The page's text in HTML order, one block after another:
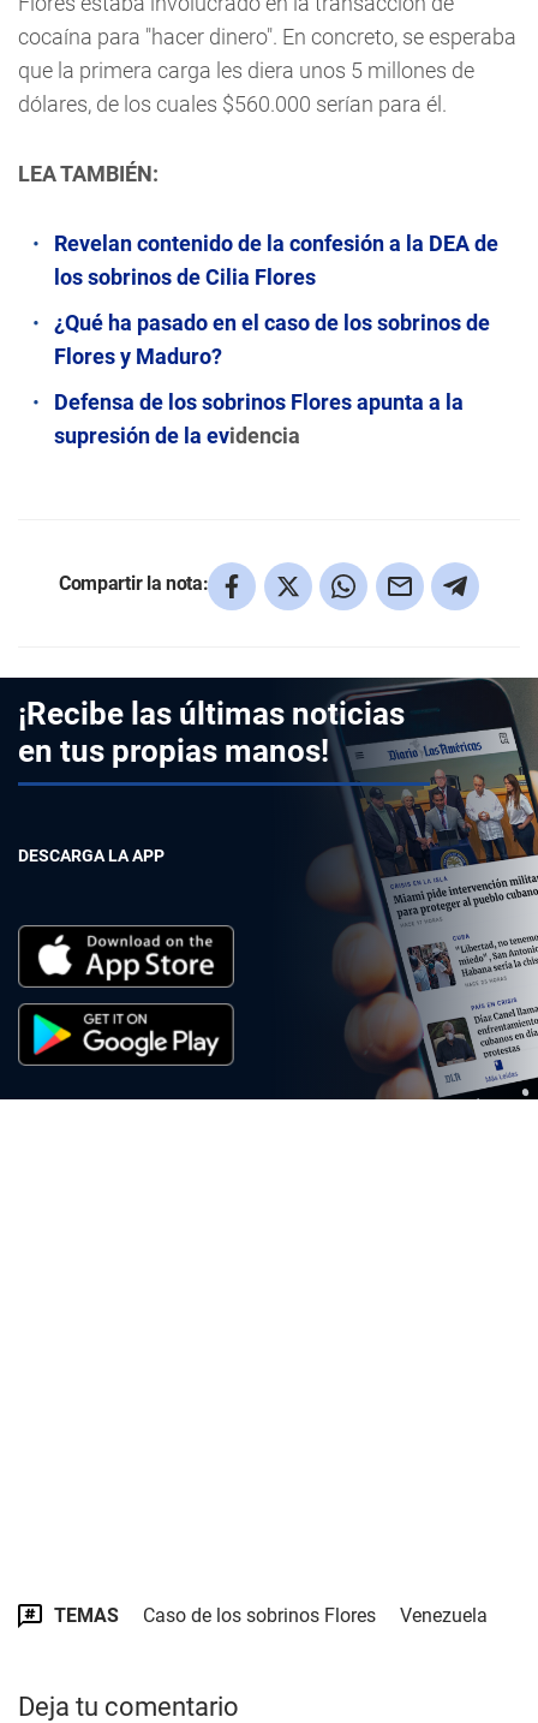
cocaína para "hacer dinero". En concreto, se esperaba
que la primera carga les diera unos 5 millones de
dólares, de los cuales $560.000 serían para él.
LEA TAMBIÉN:
Revelan contenido de la confesión a la DEA de
los sobrinos de Cilia Flores
¿Qué ha pasado en el caso de los sobrinos de
Flores y Maduro?
Defensa de los sobrinos Flores apunta a la
supresión de la evidencia
Compartir la nota:
¡Recibe las últimas noticias
en tus propias manos!
DESCARGA LA APP
TEMAS Caso de los sobrinos Flores Venezuela
Deja tu comentario